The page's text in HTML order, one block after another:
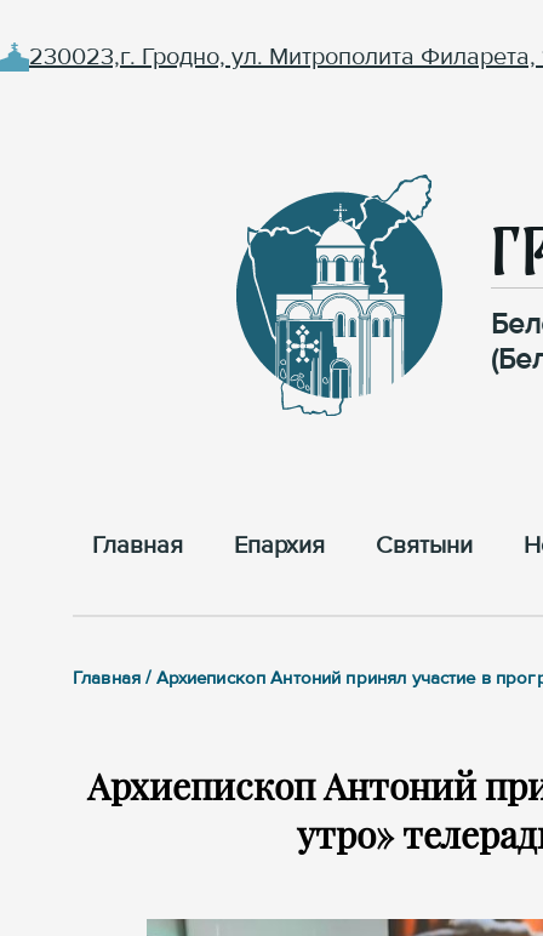
230023,г. Гродно, ул. Митрополита Филарета,
Главная Епархия Cвятыни
Главная / Архиепископ Антоний принял участие в
Архиепископ Антоний
утро»